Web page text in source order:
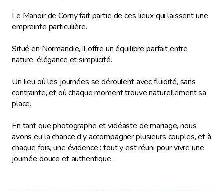
Le Manoir de Corny fait partie de ces lieux qui laissent une
empreinte particulière.
Situé en Normandie, il offre un équilibre parfait entre
nature, élégance et simplicité.
Un lieu où les journées se déroulent avec fluidité, sans
contrainte, et où chaque moment trouve naturellement sa
place.
En tant que photographe et vidéaste de mariage, nous
avons eu la chance d’y accompagner plusieurs couples, et à
chaque fois, une évidence : tout y est réuni pour vivre une
journée douce et authentique.